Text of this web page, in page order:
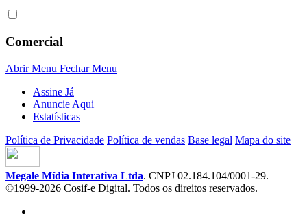
Comercial
Abrir Menu Fechar Menu
Assine Já
Anuncie Aqui
Estatísticas
Política de Privacidade Política de vendas Base legal Mapa do site
Megale Mídia Interativa Ltda. CNPJ 02.184.104/0001-29.
©1999-2026 Cosif-e Digital. Todos os direitos reservados.